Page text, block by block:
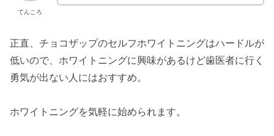
てんころ
正直、チョコザップのセルフホワイトニングはハードルが
低いので、ホワイトニングに興味があるけど歯医者に行く
勇気が出ない人にはおすすめ。
ホワイトニングを気軽に始められます。